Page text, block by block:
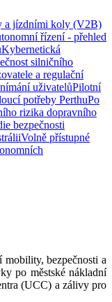
a jízdními koly (V2B)
řízení - přehled
Kybernetická
silničního
a regulační
uživatelůPilotní
potřeby PerthuPo
rizika dopravního
bezpečnosti
Volně přístupné
bezpečnosti a
po městské nákladní
(UCC) a zálivy pro